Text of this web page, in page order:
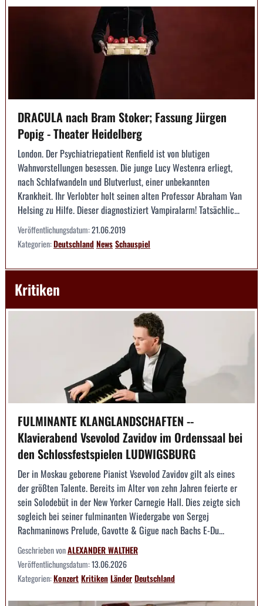
DRACULA nach Bram Stoker; Fassung Jürgen
Popig - Theater Heidelberg
London. Der Psychiatriepatient Renfield ist von blutigen
Wahnvorstellungen besessen. Die junge Lucy Westenra erliegt,
nach Schlafwandeln und Blutverlust, einer unbekannten
Krankheit. Ihr Verlobter holt seinen alten Professor Abraham Van
Helsing zu Hilfe. Dieser diagnostiziert Vampiralarm! Tatsächlic...
Veröffentlichungsdatum:21.06.2019
Kategorien:DeutschlandNewsSchauspiel
Kritiken
FULMINANTE KLANGLANDSCHAFTEN --
Klavierabend Vsevolod Zavidov im Ordenssaal bei
den Schlossfestspielen LUDWIGSBURG
Der in Moskau geborene Pianist Vsevolod Zavidov gilt als eines
der größten Talente. Bereits im Alter von zehn Jahren feierte er
sein Solodebüt in der New Yorker Carnegie Hall. Dies zeigte sich
sogleich bei seiner fulminanten Wiedergabe von Sergej
Rachmaninows Prelude, Gavotte & Gigue nach Bachs E-Du...
Geschrieben vonALEXANDER WALTHER
Veröffentlichungsdatum:13.06.2026
Kategorien:KonzertKritikenLänderDeutschland